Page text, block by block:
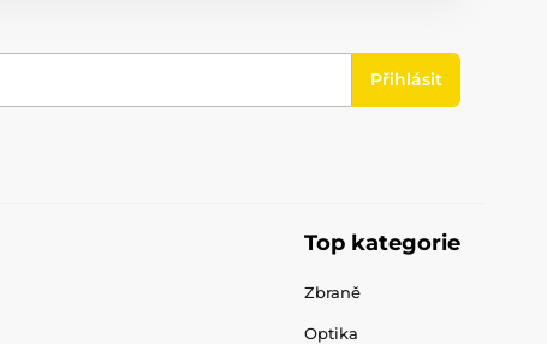
Přihlásit
Top kategorie
Zbraně
Optika